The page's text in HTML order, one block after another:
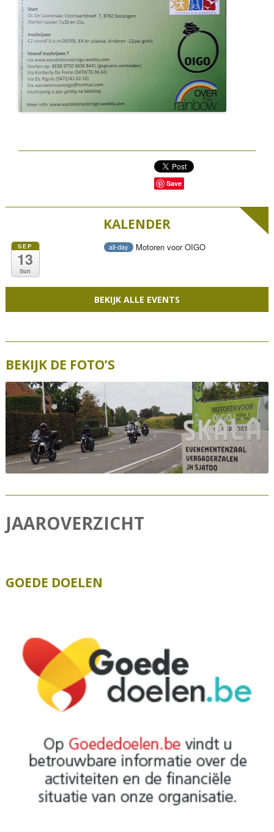
Save
KALENDER
SEP
13
Sun
all-day Motoren voor OIGO
BEKIJK ALLE EVENTS
BEKIJK DE FOTO’S
JAAROVERZICHT
GOEDE DOELEN